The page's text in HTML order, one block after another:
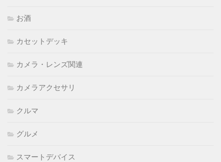
お酒
カセットデッキ
カメラ・レンズ関連
カメラアクセサリ
クルマ
グルメ
スマートデバイス